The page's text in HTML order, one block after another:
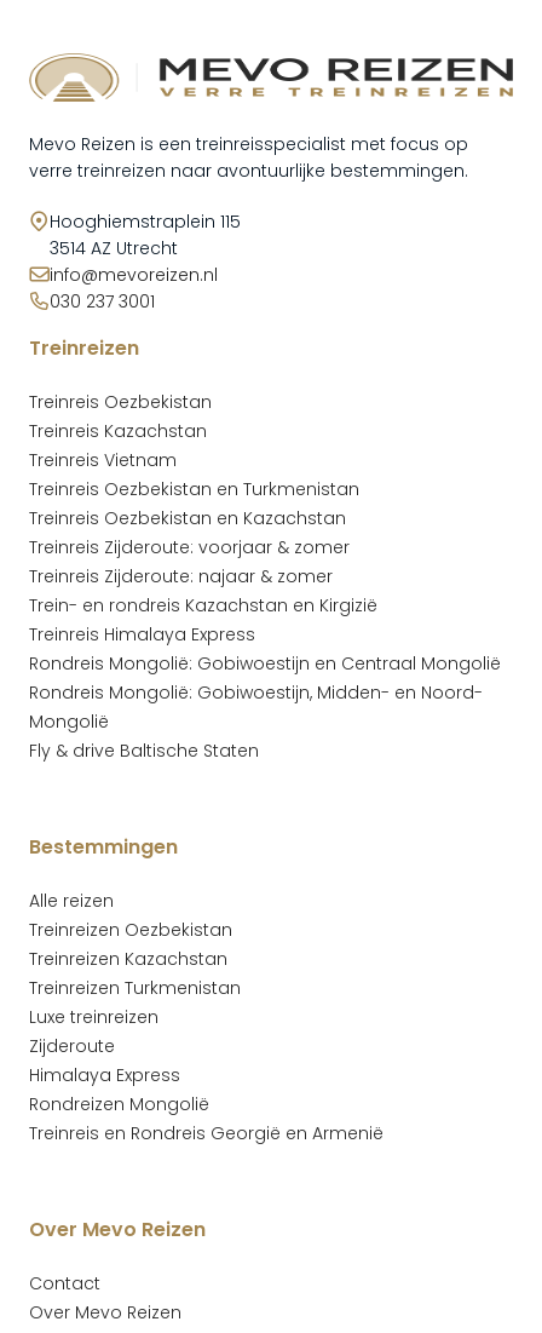
Mevo Reizen is een treinreisspecialist met focus op
verre treinreizen naar avontuurlijke bestemmingen.
Hooghiemstraplein 115
3514 AZ Utrecht
info@mevoreizen.nl
030 237 3001
Treinreizen
Treinreis Oezbekistan
Treinreis Kazachstan
Treinreis Vietnam
Treinreis Oezbekistan en Turkmenistan
Treinreis Oezbekistan en Kazachstan
Treinreis Zijderoute: voorjaar & zomer
Treinreis Zijderoute: najaar & zomer
Trein- en rondreis Kazachstan en Kirgizië
Treinreis Himalaya Express
Rondreis Mongolië: Gobiwoestijn en Centraal Mongolië
Rondreis Mongolië: Gobiwoestijn, Midden- en Noord-
Mongolië
Fly & drive Baltische Staten
Bestemmingen
Alle reizen
Treinreizen Oezbekistan
Treinreizen Kazachstan
Treinreizen Turkmenistan
Luxe treinreizen
Zijderoute
Himalaya Express
Rondreizen Mongolië
Treinreis en Rondreis Georgië en Armenië
Over Mevo Reizen
Contact
Over Mevo Reizen